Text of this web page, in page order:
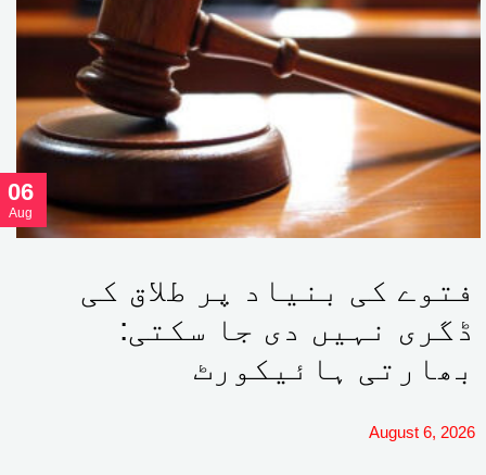
06
Aug
فتوے کی بنیاد پر طلاق کی
ڈگری نہیں دی جا سکتی:
بھارتی ہائیکورٹ
August 6, 2026